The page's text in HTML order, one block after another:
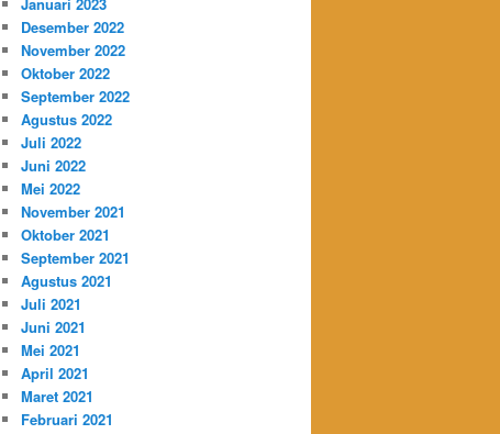
Desember 2022
November 2022
Oktober 2022
September 2022
Agustus 2022
Juli 2022
Juni 2022
Mei 2022
November 2021
Oktober 2021
September 2021
Agustus 2021
Juli 2021
Juni 2021
Mei 2021
April 2021
Maret 2021
Februari 2021